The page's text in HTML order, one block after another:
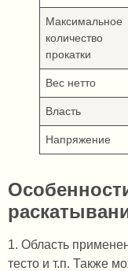
Максимальное
количество
прокатки
Вес нетто
Власть
Напряжение
1. Область
тесто и т.п. Также